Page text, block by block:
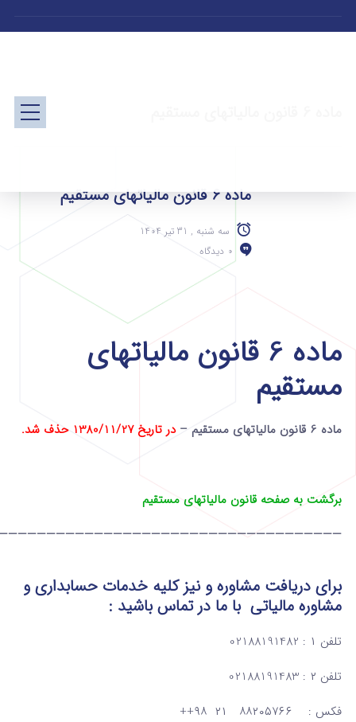
ماده 6 قانون مالیاتهای مستقیم
سه شنبه , 31 تیر 1404
0 دیدگاه
ماده 6 قانون مالیاتهای
مستقیم
ماده 6 قانون مالیاتهای مستقیم – در تاریخ 1380/11/27 حذف شد.
برگشت به صفحه قانون مالیاتهای مستقیم
برای دریافت مشاوره و نیز کلیه خدمات حسابداری و
مشاوره مالیاتیبا ما در تماسباشید :
تلفن ۱ : 02188191482
تلفن ۲ : 02188191483
فکس : ۸۸۲۰۵۷۶۶ ۲۱ ۹۸++